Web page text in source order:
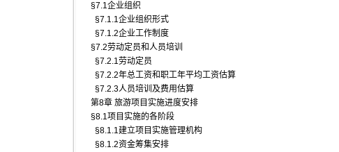
§7.1企业组织
§7.1.1企业组织形式
§7.1.2企业工作制度
§7.2劳动定员和人员培训
§7.2.1劳动定员
§7.2.2年总工资和职工年平均工资估算
§7.2.3人员培训及费用估算
第8章 旅游项目实施进度安排
§8.1项目实施的各阶段
§8.1.1建立项目实施管理机构
§8.1.2资金筹集安排